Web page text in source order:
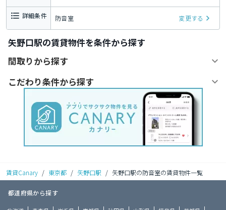
詳細条件 防音室 変更する
矢野口駅の賃貸物件を条件から探す
間取りから探す
こだわり条件から探す
賃貸Canary / 東京都 / 矢野口駅 / 矢野口駅の防音室の賃貸物件一覧
都道府県から探す